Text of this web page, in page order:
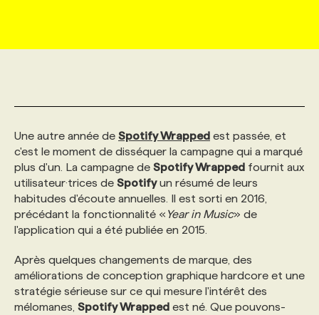
PRIX ET DISTINCTIONS
TENDANCES
GEO/SEO
ÉVÉNEMENTIEL
NOS AUTEUR‧RICES
ANNONCEZ AVEC NOUS
FAQ
ANNONCEZ AVEC NOUS
ANNONCEZ AVEC NOUS
NOS PARCOURS DE FORMATIONS
FORMATIONS PERSONNALISÉES
NOS FORMATEUR‧RICES
POURQUOI CHOISIR NOS FORMATIONS
NOS TARIFS
SERVICE DE CHASSE DE TÊTE
NOS TARIFS
NOS EXPERTISES
FAQ
ANNONCEZ AVEC NOUS
Une autre année de Spotify Wrapped est passée, et
c'est le moment de disséquer la campagne qui a marqué
plus d'un. La campagne de Spotify Wrapped fournit aux
utilisateur·trices de Spotifyun résumé de leurs
habitudes d'écoute annuelles. Il est sorti en 2016,
précédant la fonctionnalité « Year in Music» de
l'application qui a été publiée en 2015.
Après quelques changements de marque, des
améliorations de conception graphique hardcore et une
stratégie sérieuse sur ce qui mesure l'intérêt des
mélomanes, Spotify Wrapped est né. Que pouvons-